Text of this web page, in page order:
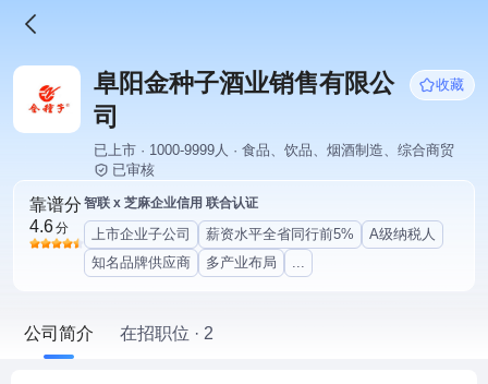
阜阳金种子酒业销售有限公
司
收藏
已上市 · 1000-9999人 · 食品、饮品、烟酒制造、综合商贸
已审核
靠谱分
4.6分
智联 x 芝麻企业信用 联合认证
上市企业子公司 薪资水平全省同行前5%
A级纳税人
知名品牌供应商
多产业布局 ...
公司简介 在招职位 · 2